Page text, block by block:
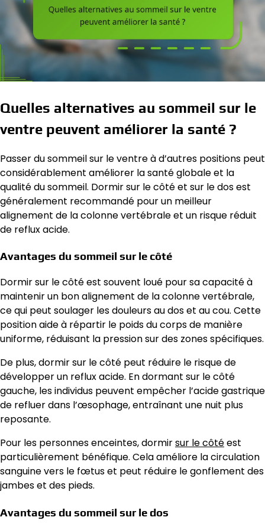
Quelles alternatives au sommeil sur le
ventre peuvent améliorer la santé ?
Passer du sommeil sur le ventre à d’autres positions peut
considérablement améliorer la santé globale et la
qualité du sommeil. Dormir sur le côté et sur le dos est
généralement recommandé pour un meilleur
alignement de la colonne vertébrale et un risque réduit
de reflux acide.
Avantages du sommeil sur le côté
Dormir sur le côté est souvent loué pour sa capacité à
maintenir un bon alignement de la colonne vertébrale,
ce qui peut soulager les douleurs au dos et au cou. Cette
position aide à répartir le poids du corps de manière
uniforme, réduisant la pression sur des zones spécifiques.
De plus, dormir sur le côté peut réduire le risque de
développer un reflux acide. En dormant sur le côté
gauche, les individus peuvent empêcher l’acide gastrique
de refluer dans l’œsophage, entraînant une nuit plus
reposante.
Pour les personnes enceintes, dormirsur le côtéest
particulièrement bénéfique. Cela améliore la circulation
sanguine vers le fœtus et peut réduire le gonflement des
jambes et des pieds.
Avantages du sommeil sur le dos